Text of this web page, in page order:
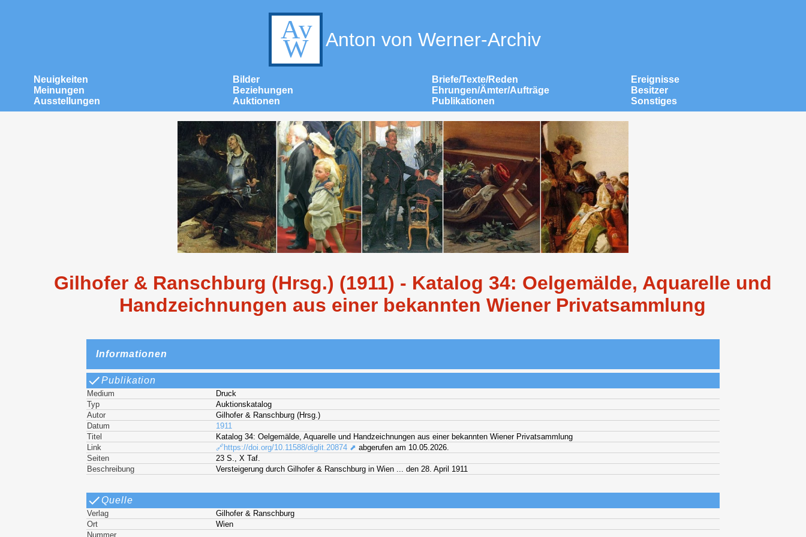
Anton von Werner-Archiv
Neuigkeiten Bilder Briefe/Texte/Reden
Ereignisse
Meinungen
Beziehungen Ehrungen/Ämter/Aufträge
Besitzer
Ausstellungen
Auktionen Publikationen Sonstiges
Gilhofer & Ranschburg (Hrsg.) (1911) - Katalog 34: Oelgemälde, Aquarelle und
Handzeichnungen aus einer bekannten Wiener Privatsammlung
Informationen
Publikation
Medium
Druck
Typ
Auktionskatalog
Autor
Gilhofer & Ranschburg (Hrsg.)
Datum
1911
Titel
Katalog 34: Oelgemälde, Aquarelle und Handzeichnungen aus einer bekannten Wiener Privatsammlung
Link
🔗https://doi.org/10.11588/diglit.20874 ⬈ abgerufen am 10.05.2026.
Seiten
23 S., X Taf.
Beschreibung
Versteigerung durch Gilhofer & Ranschburg in Wien ... den 28. April 1911
Quelle
Verlag
Gilhofer & Ranschburg
Ort
Wien
Nummer